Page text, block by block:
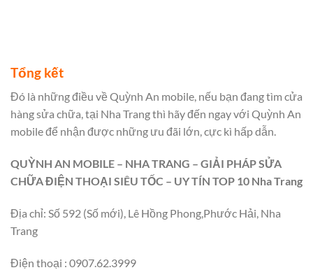
Tổng kết
Đó là những điều về Quỳnh An mobile, nếu bạn đang tìm cửa
hàng sửa chữa,tại Nha Trang thì hãy đến ngay với Quỳnh An
mobile để nhận được những ưu đãi lớn, cực kì hấp dẫn.
QUỲNH AN MOBILE – NHA TRANG – GIẢI PHÁP SỬA
CHỮA ĐIỆN THOẠI SIÊU TỐC – UY TÍN TOP 10 Nha Trang
Địa chỉ: Số 592 (Số mới), Lê Hồng Phong,Phước Hải, Nha
Trang
Điện thoại : 0907.62.3999